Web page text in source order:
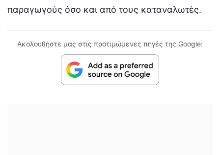
παραγωγούς όσο και από τους καταναλωτές.
Ακολουθήστε μας στις προτιμώμενες πηγές της Google: